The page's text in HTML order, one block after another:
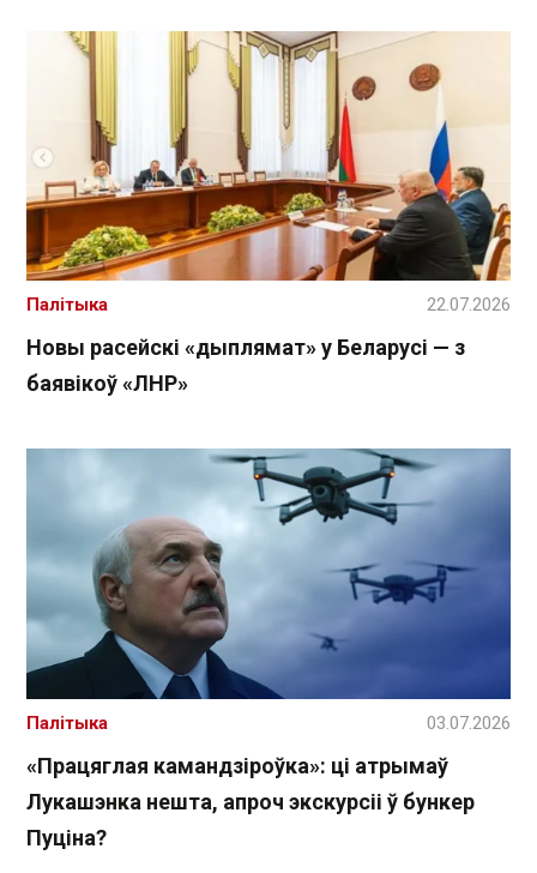
Новы расейскі «дыплямат» у Беларусі — з
баявікоў «ЛНР»
Палітыка 22.07.2026
«Працяглая камандзіроўка»: ці атрымаў
Лукашэнка нешта, апроч экскурсіі ў бункер
Пуціна?
Палітыка 03.07.2026